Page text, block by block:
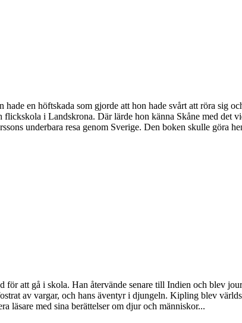
en höftskada som gjorde att hon hade svårt att röra sig
i Landskrona. Där lärde hon känna Skåne med det
underbara resa genom Sverige. Den boken skulle göra
att gå i skola. Han återvände senare till Indien och blev
av vargar, och hans äventyr i djungeln. Kipling blev
läsare med sina berättelser om djur och människor...